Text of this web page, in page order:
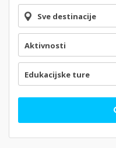
Sve destinacije
Aktivnosti
Edukacijske ture